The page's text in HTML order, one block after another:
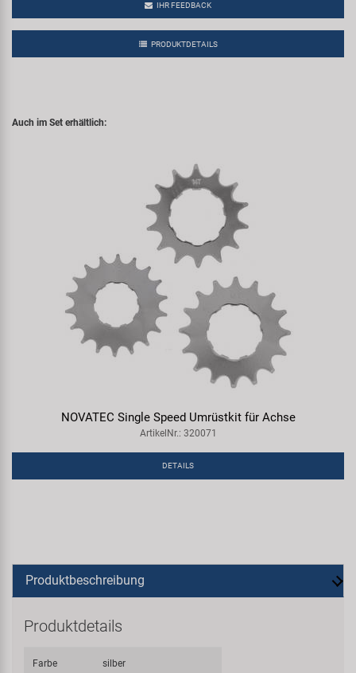
IHR FEEDBACK
PRODUKTDETAILS
Auch im Set erhältlich:
NOVATEC Single Speed Umrüstkit für Achse
ArtikelNr.: 320071
DETAILS
Produktbeschreibung
Produktdetails
Farbe silber